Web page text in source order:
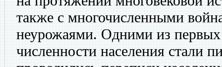
также с многочисленными
неурожаями. Одними из первых
численности населения стали